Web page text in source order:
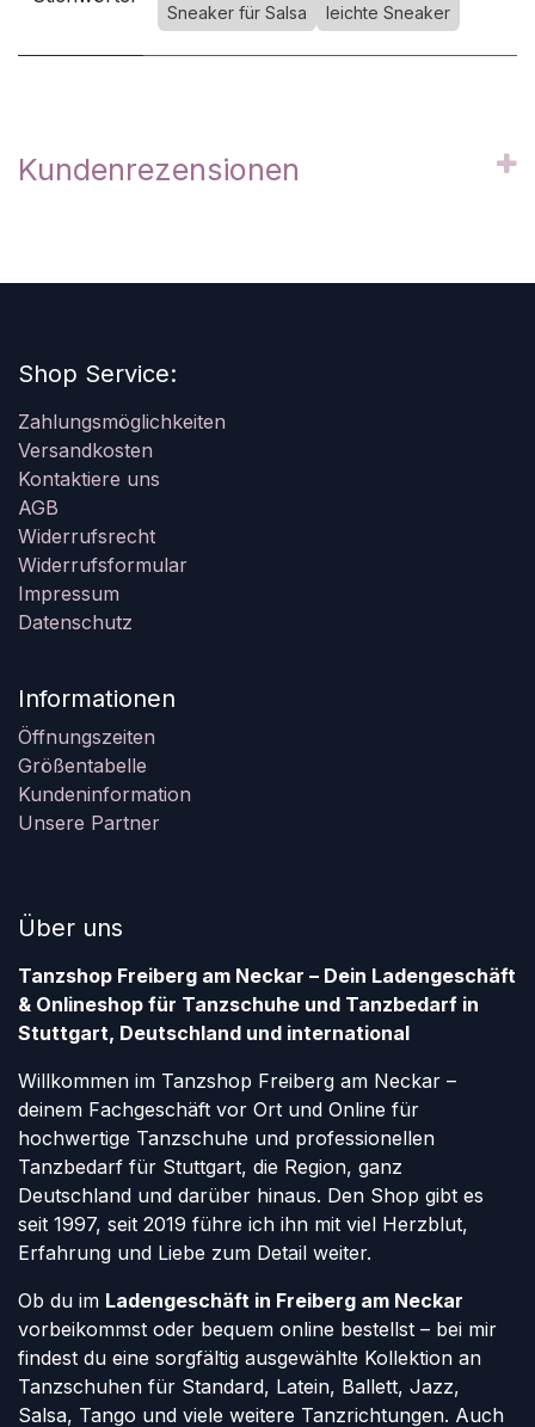
Sneaker für Salsa leichte Sneaker
Kundenrezensionen
Shop Service:
Zahlungsmöglichkeiten
Versandkosten
Kontaktiere uns
AGB
Widerrufsrecht
Widerrufsformular
Impressum
Datenschutz
Informationen
Öffnungszeiten
Größentabelle
Kundeninformation
Unsere Partner
Über uns
Tanzshop Freiberg am Neckar – Dein Ladengeschäft
& Onlineshop für Tanzschuhe und Tanzbedarf in
Stuttgart, Deutschland und international
Willkommen im Tanzshop Freiberg am Neckar –
deinem Fachgeschäft vor Ort und Online für
hochwertige Tanzschuhe und professionellen
Tanzbedarf für Stuttgart, die Region, ganz
Deutschland und darüber hinaus. Den Shop gibt es
seit 1997, seit 2019 führe ich ihn mit viel Herzblut,
Erfahrung und Liebe zum Detail weiter.
Ob du im Ladengeschäft in Freiberg am Neckar
vorbeikommst oder bequem online bestellst – bei mir
findest du eine sorgfältig ausgewählte Kollektion an
Tanzschuhen für Standard, Latein, Ballett, Jazz,
Salsa, Tango und viele weitere Tanzrichtungen. Auch